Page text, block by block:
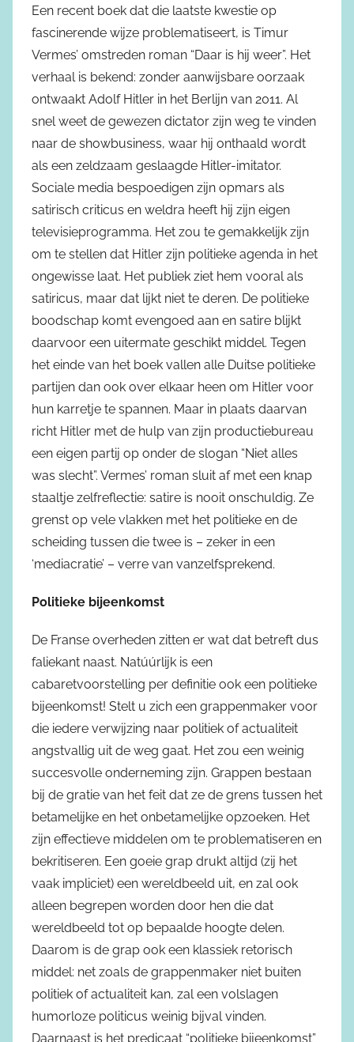
Een recent boek dat die laatste kwestie op
fascinerende wijze problematiseert, is Timur
Vermes’ omstreden roman “Daar is hij weer”. Het
verhaal is bekend: zonder aanwijsbare oorzaak
ontwaakt Adolf Hitler in het Berlijn van 2011. Al
snel weet de gewezen dictator zijn weg te vinden
naar de showbusiness, waar hij onthaald wordt
als een zeldzaam geslaagde Hitler-imitator.
Sociale media bespoedigen zijn opmars als
satirisch criticus en weldra heeft hij zijn eigen
televisieprogramma. Het zou te gemakkelijk zijn
om te stellen dat Hitler zijn politieke agenda in het
ongewisse laat. Het publiek ziet hem vooral als
satiricus, maar dat lijkt niet te deren. De politieke
boodschap komt evengoed aan en satire blijkt
daarvoor een uitermate geschikt middel. Tegen
het einde van het boek vallen alle Duitse politieke
partijen dan ook over elkaar heen om Hitler voor
hun karretje te spannen. Maar in plaats daarvan
richt Hitler met de hulp van zijn productiebureau
een eigen partij op onder de slogan “Niet alles
was slecht”. Vermes’ roman sluit af met een knap
staaltje zelfreflectie: satire is nooit onschuldig. Ze
grenst op vele vlakken met het politieke en de
scheiding tussen die twee is – zeker in een
‘mediacratie’ – verre van vanzelfsprekend.
Politieke bijeenkomst
De Franse overheden zitten er wat dat betreft dus
faliekant naast. Natúúrlijk is een
cabaretvoorstelling per definitie ook een politieke
bijeenkomst! Stelt u zich een grappenmaker voor
die iedere verwijzing naar politiek of actualiteit
angstvallig uit de weg gaat. Het zou een weinig
succesvolle onderneming zijn. Grappen bestaan
bij de gratie van het feit dat ze de grens tussen het
betamelijke en het onbetamelijke opzoeken. Het
zijn effectieve middelen om te problematiseren en
bekritiseren. Een goeie grap drukt altijd (zij het
vaak impliciet) een wereldbeeld uit, en zal ook
alleen begrepen worden door hen die dat
wereldbeeld tot op bepaalde hoogte delen.
Daarom is de grap ook een klassiek retorisch
middel: net zoals de grappenmaker niet buiten
politiek of actualiteit kan, zal een volslagen
humorloze politicus weinig bijval vinden.
Daarnaast is het predicaat “politieke bijeenkomst”